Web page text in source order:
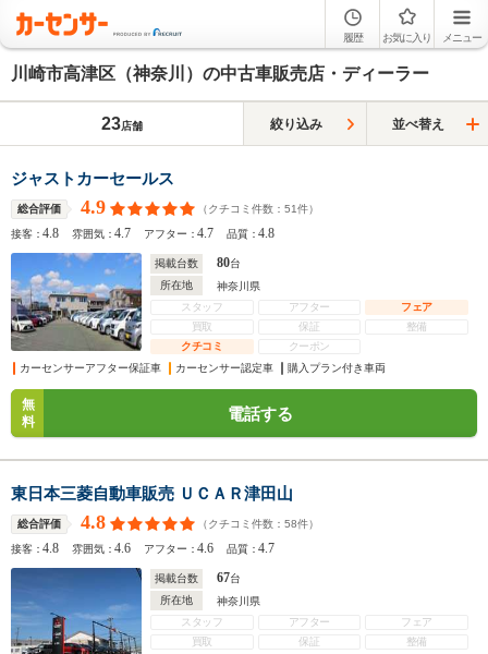
履歴 お気に入り メニュー
川崎市高津区（神奈川）の中古車販売店・ディーラー
23店舗 絞り込み 並べ替え
ジャストカーセールス
総合評価 4.9 （クチコミ件数： 51件）
接客：4.8 雰囲気：4.7 アフター：4.7 品質：4.8
掲載台数 80台
所在地
神奈川県
スタッフ
アフター
フェア
買取
保証
整備
クチコミ
クーポン
カーセンサーアフター保証車
カーセンサー認定車 購入プラン付き車両
無
料
電話する
東日本三菱自動車販売 ＵＣＡＲ津田山
総合評価 4.8 （クチコミ件数： 58件）
接客：4.8 雰囲気：4.6 アフター：4.6 品質：4.7
掲載台数 67台
所在地
神奈川県
スタッフ
アフター
フェア
買取
保証
整備